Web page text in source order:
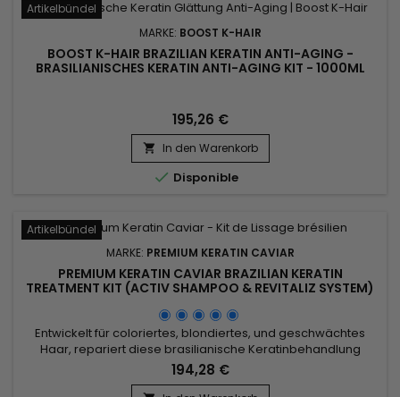
Artikelbündel
MARKE: BOOST K-HAIR
BOOST K-HAIR BRAZILIAN KERATIN ANTI-AGING -
BRASILIANISCHES KERATIN ANTI-AGING KIT - 1000ML
195,26 €
 In den Warenkorb
 Disponible
Artikelbündel
MARKE: PREMIUM KERATIN CAVIAR
PREMIUM KERATIN CAVIAR BRAZILIAN KERATIN
TREATMENT KIT (ACTIV SHAMPOO & REVITALIZ SYSTEM)
Entwickelt für coloriertes, blondiertes, und geschwächtes
Haar, repariert diese brasilianische Keratinbehandlung
tiefgehend, spendet intensive Feuchtigkeit und glättet.
Angereichert mit Phyto-Keratin, Kaolin und Panthenol
194,28 €